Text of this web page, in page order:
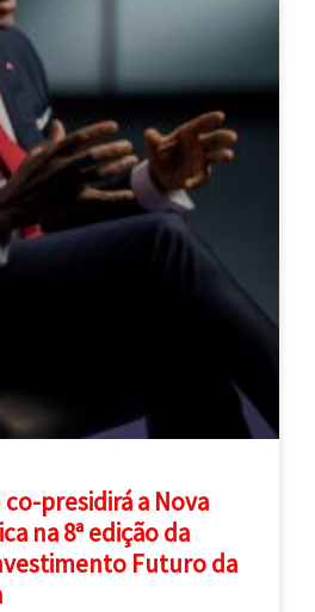
presidirá a Nova
na 8ª edição da
Futuro da